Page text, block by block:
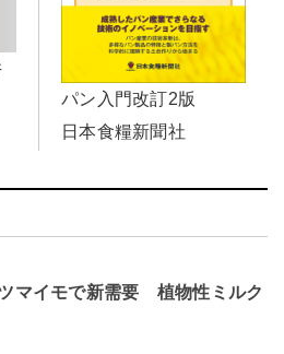
パン入門改訂2版
日本食糧新聞社
マイモで新需要 植物性ミルク